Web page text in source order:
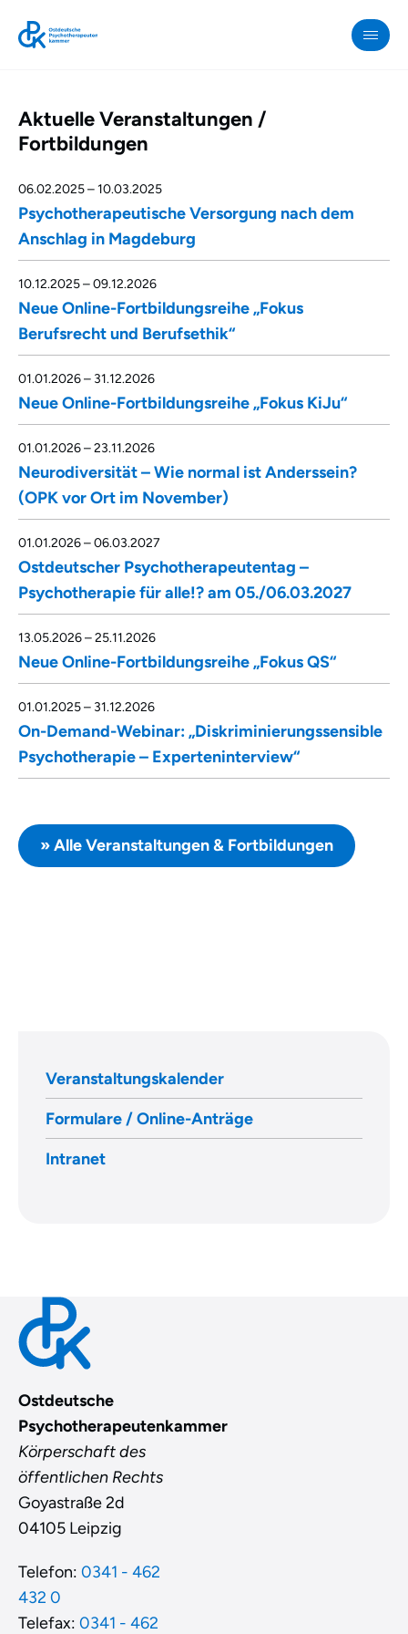
OPKAktuelle Veranstaltungen /
Fortbildungen
06.02.2025–10.03.2025
Psychotherapeutische Versorgung nach dem
Anschlag in Magdeburg
10.12.2025–09.12.2026
Neue Online-Fortbildungsreihe „Fokus
Berufsrecht und Berufsethik“
01.01.2026– 31.12.2026
Neue Online-Fortbildungsreihe „Fokus KiJu“
01.01.2026–23.11.2026
Neurodiversität – Wie normal ist Anderssein?
(OPK vor Ort im November)
01.01.2026–06.03.2027
Ostdeutscher Psychotherapeutentag –
Psychotherapie für alle!? am 05./06.03.2027
13.05.2026–25.11.2026
Neue Online-Fortbildungsreihe „Fokus QS“
01.01.2025– 31.12.2026
On-Demand-Webinar: „Diskriminierungssensible
Psychotherapie – Experteninterview“
» Alle Veranstaltungen & Fortbildungen
Veranstaltungskalender
Formulare / Online-Anträge
Intranet
Ostdeutsche
Psychotherapeutenkammer
Körperschaft des
öffentlichen Rechts
Goyastraße 2d
04105 Leipzig
Telefon: 0341 - 462
432 0
Telefax: 0341 - 462